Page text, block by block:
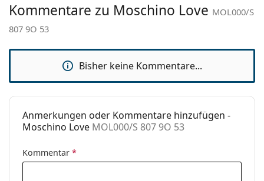
Marke:
Moschino Love
Verwendung:
Code:
MOL000/S 807 9O 53
Kommentare zu Moschino Love MOL000/S
807 9O 53
Bisher keine Kommentare...
Anmerkungen oder Kommentare hinzufügen -
Moschino Love MOL000/S 807 9O 53
Kommentar *